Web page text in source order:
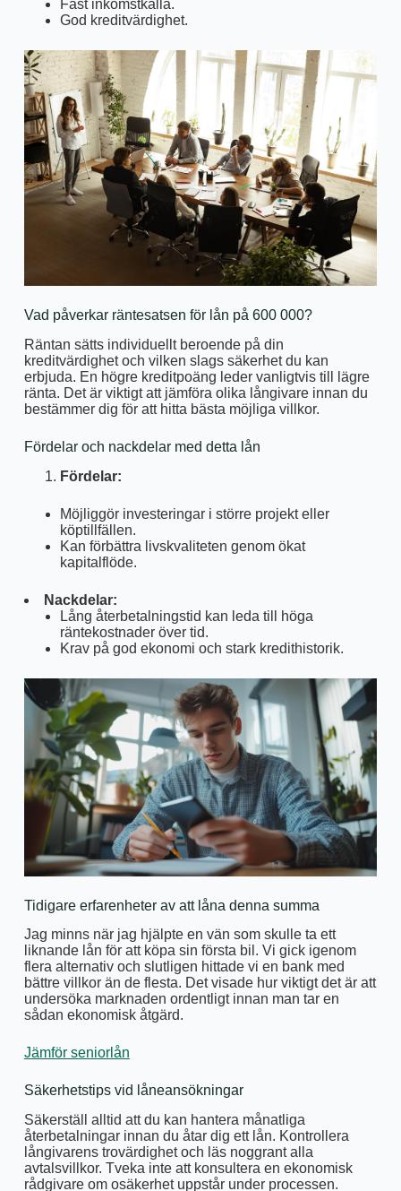
Fast inkomstkälla.
God kreditvärdighet.
Vad påverkar räntesatsen för lån på 600 000?
Räntan sätts individuellt beroende på din
kreditvärdighet och vilken slags säkerhet du kan
erbjuda. En högre kreditpoäng leder vanligtvis till lägre
ränta. Det är viktigt att jämföra olika långivare innan du
bestämmer dig för att hitta bästa möjliga villkor.
Fördelar och nackdelar med detta lån
Fördelar:
Möjliggör investeringar i större projekt eller
köptillfällen.
Kan förbättra livskvaliteten genom ökat
kapitalflöde.
Nackdelar:
Lång återbetalningstid kan leda till höga
räntekostnader över tid.
Krav på god ekonomi och stark kredithistorik.
Tidigare erfarenheter av att låna denna summa
Jag minns när jag hjälpte en vän som skulle ta ett
liknande lån för att köpa sin första bil. Vi gick igenom
flera alternativ och slutligen hittade vi en bank med
bättre villkor än de flesta. Det visade hur viktigt det är att
undersöka marknaden ordentligt innan man tar en
sådan ekonomisk åtgärd.
Jämför seniorlån
Säkerhetstips vid låneansökningar
Säkerställ alltid att du kan hantera månatliga
återbetalningar innan du åtar dig ett lån. Kontrollera
långivarens trovärdighet och läs noggrant alla
avtalsvillkor. Tveka inte att konsultera en ekonomisk
rådgivare om osäkerhet uppstår under processen.